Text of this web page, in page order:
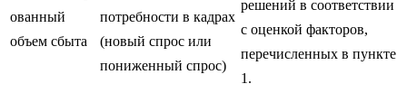
ованный
объем сбыта
потребности в кадрах
(новый спрос или
пониженный спрос)
решений в соответствии
с оценкой факторов,
перечисленных в пункте
1.